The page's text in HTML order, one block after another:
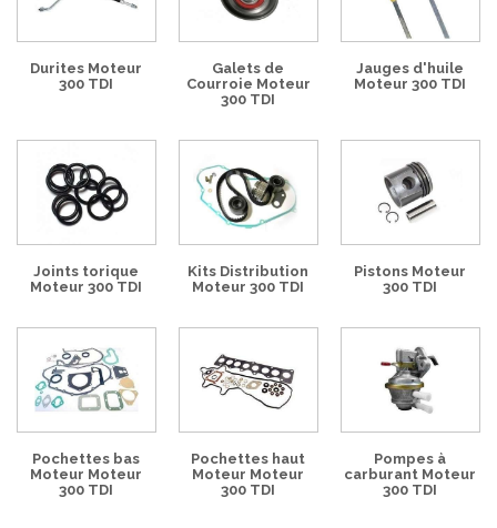
Durites Moteur
300 TDI
Galets de
Courroie Moteur
300 TDI
Jauges d'huile
Moteur 300 TDI
Joints torique
Moteur 300 TDI
Kits Distribution
Moteur 300 TDI
Pistons Moteur
300 TDI
Pochettes bas
Moteur Moteur
300 TDI
Pochettes haut
Moteur Moteur
300 TDI
Pompes à
carburant Moteur
300 TDI